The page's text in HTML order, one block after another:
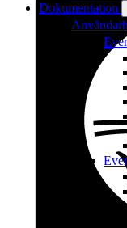
Dokumentation